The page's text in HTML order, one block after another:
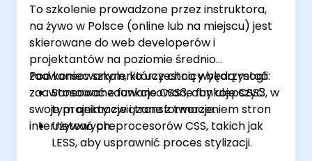
aby budować bogate w funkcje,
kompatybilne z różnymi przeglądarkami
interfejsy, które dostarczają wyjątkowe
doświadczenia użytkownika na wszystkich
urządzeniach i platformach.
To szkolenie prowadzone przez instruktora,
na żywo w Polsce (online lub na miejscu) jest
skierowane do web developerów i
projektantów na poziomie średnio
zaawansowanym, którzy chcą wykorzystać
zaawansowane funkcje CSS3, aby ulepszyć
swoje projekty związane z tworzeniem stron
internetowych.
Pod koniec szkolenia uczestnicy będą mogli:
Stosować zaawansowane funkcje CSS3, w
tym animacje i transformacje.
Używać preprocesorów CSS, takich jak
LESS, aby usprawnić proces stylizacji.